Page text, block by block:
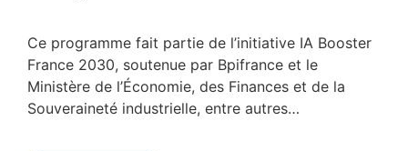
Ce programme fait partie de l’initiative IA Booster
France 2030, soutenue par Bpifrance et le
Ministère de l’Économie, des Finances et de la
Souveraineté industrielle, entre autres…